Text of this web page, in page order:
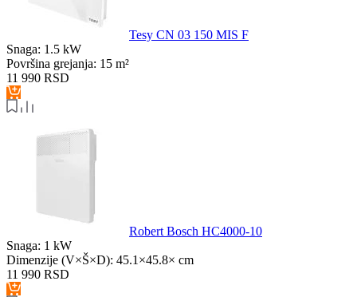
Tesy CN 03 150 MIS F
Snaga: 1.5 kW
Površina grejanja: 15 m²
11 990 RSD
Robert Bosch HC4000-10
Snaga: 1 kW
Dimenzije (V×Š×D): 45.1×45.8× cm
11 990 RSD